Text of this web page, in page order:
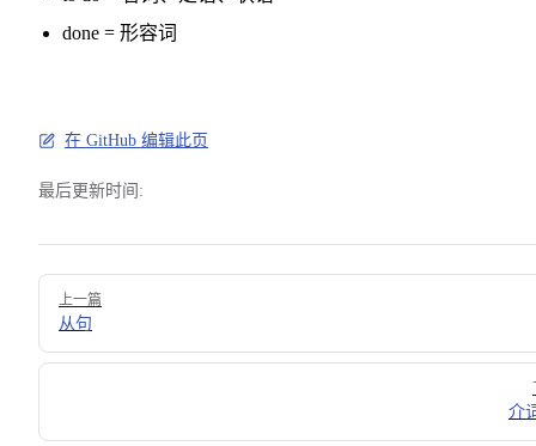
done = 形容词
在 GitHub 编辑此页
最后更新时间:
Pager
上一篇
从句
介